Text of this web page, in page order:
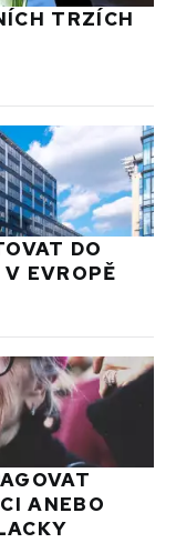
TRZÍCH
DO
EVROPĚ
ANEBO